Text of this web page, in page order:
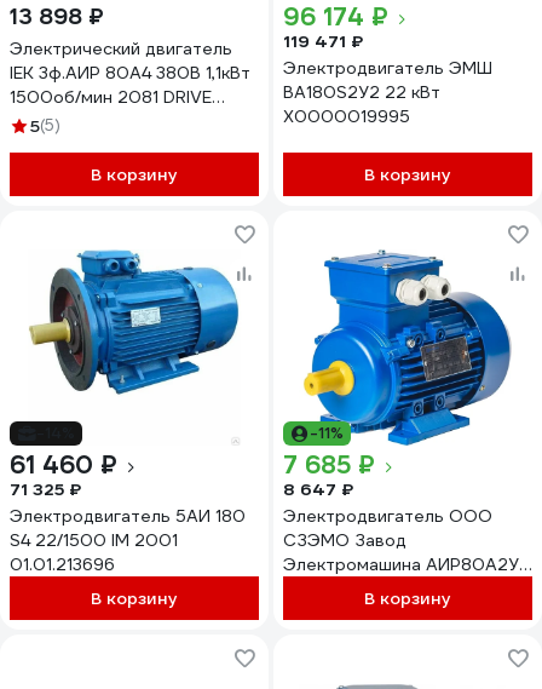
13 898 ₽
Электрический двигатель
IEK 3ф.АИР 80A4 380В 1,1кВт
1500об/мин 2081 DRIVE
DRV080-A4-001-1-1520
5(5)
В корзину
96 174 ₽
119 471 ₽
Электродвигатель ЭМШ
ВА180S2У2 22 кВт
Х0000019995
В корзину
61 460 ₽
71 325 ₽
Электродвигатель 5АИ 180
S4 22/1500 IM 2001
01.01.213696
В корзину
-11%
7 685 ₽
8 647 ₽
Электродвигатель ООО
СЗЭМО Завод
Электромашина АИР80А2У1
1.5 кВт Х0000061861
В корзину